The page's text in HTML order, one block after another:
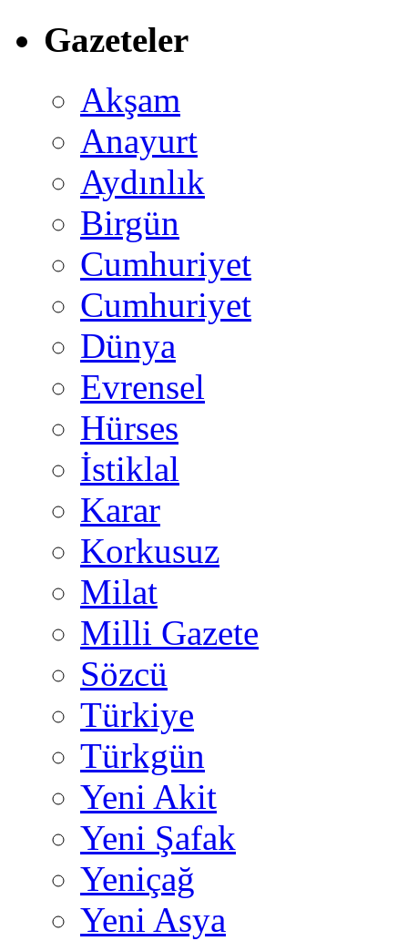
Gazeteler
Akşam
Anayurt
Aydınlık
Birgün
Cumhuriyet
Cumhuriyet
Dünya
Evrensel
Hürses
İstiklal
Karar
Korkusuz
Milat
Milli Gazete
Sözcü
Türkiye
Türkgün
Yeni Akit
Yeni Şafak
Yeniçağ
Yeni Asya